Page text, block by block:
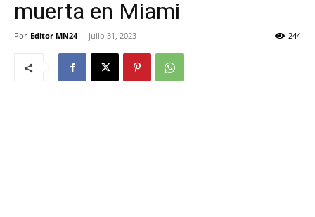
muerta en Miami
Por Editor MN24 - julio 31, 2023 244